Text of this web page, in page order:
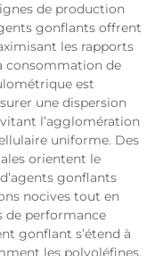
de production
gonflants offrent
les rapports
consommation de
est
une dispersion
l’agglomération
uniforme. Des
orientent le
gonflants
nocives tout en
de performance
gonflant s’étend à
les polyoléfines,